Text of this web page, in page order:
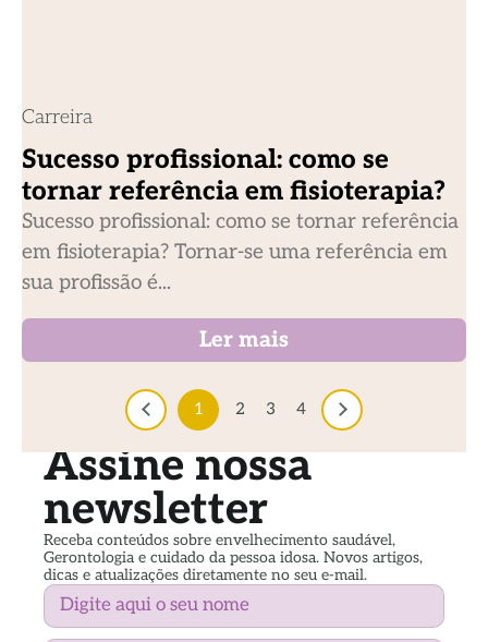
Carreira
Sucesso profissional: como se
tornar referência em fisioterapia?
Sucesso profissional: como se tornar referência
em fisioterapia? Tornar-se uma referência em
sua profissão é...
Ler mais
1 2 3 4
Assine nossa
newsletter
Receba conteúdos sobre envelhecimento saudável,
Gerontologia e cuidado da pessoa idosa. Novos artigos,
dicas e atualizações diretamente no seu e-mail.